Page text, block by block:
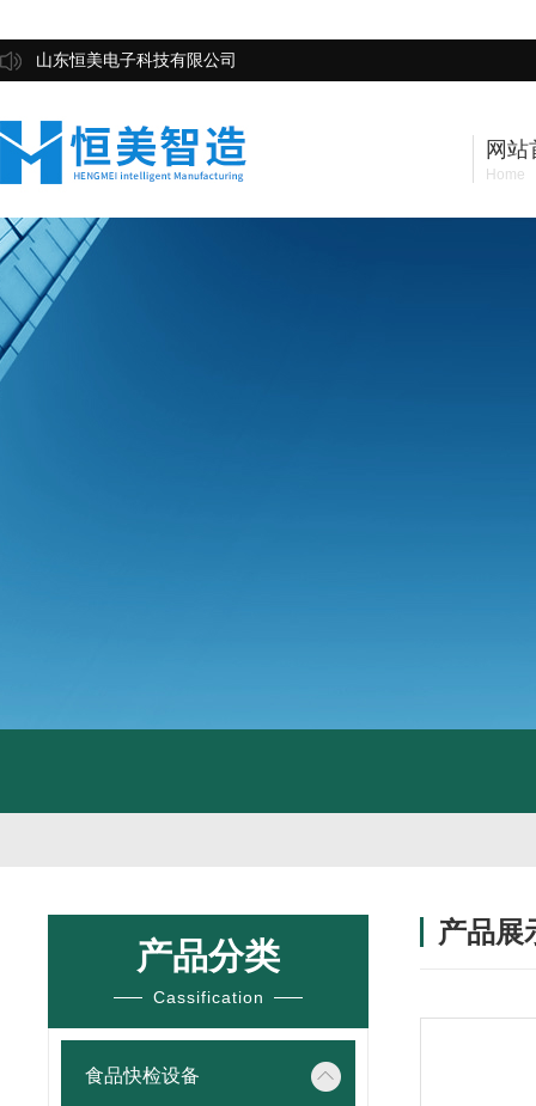
山东恒美电子科技有限公司
网站
Home
产品分类
Cassification
食品快检设备
产品展